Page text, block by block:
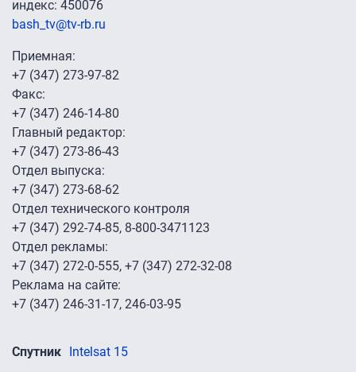
индекс: 450076
bash_tv@tv-rb.ru
Приемная:
+7 (347) 273-97-82
Факс:
+7 (347) 246-14-80
Главный редактор:
+7 (347) 273-86-43
Отдел выпуска:
+7 (347) 273-68-62
Отдел технического контроля
+7 (347) 292-74-85, 8-800-3471123
Отдел рекламы:
+7 (347) 272-0-555, +7 (347) 272-32-08
Реклама на сайте:
+7 (347) 246-31-17, 246-03-95
Спутник Intelsat 15